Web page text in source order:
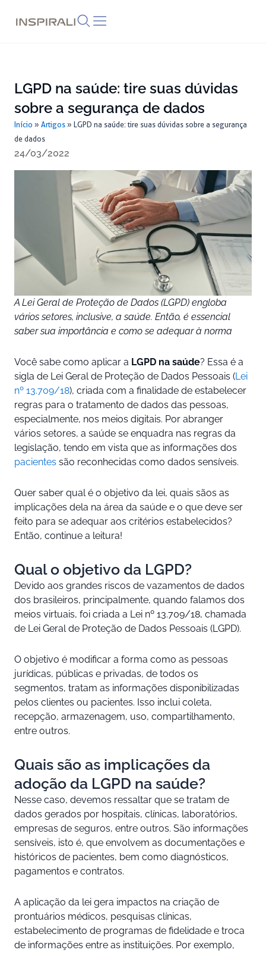
LGPD na saúde: tire suas dúvidas
sobre a segurança de dados
Início » Artigos » LGPD na saúde: tire suas dúvidas sobre a segurança
de dados
24/03/2022
A Lei Geral de Proteção de Dados (LGPD) engloba
vários setores, inclusive, a saúde. Então, é essencial
saber sua importância e como se adequar à norma
Você sabe como aplicar a LGPD na saúde? Essa é a
sigla de Lei Geral de Proteção de Dados Pessoais (Lei
nº 13.709/18), criada com a finalidade de estabelecer
regras para o tratamento de dados das pessoas,
especialmente, nos meios digitais. Por abranger
vários setores, a saúde se enquadra nas regras da
legislação, tendo em vista que as informações dos
pacientes são reconhecidas como dados sensíveis.
Quer saber qual é o objetivo da lei, quais sãos as
implicações dela na área da saúde e o que deve ser
feito para se adequar aos critérios estabelecidos?
Então, continue a leitura!
Qual o objetivo da LGPD?
Devido aos grandes riscos de vazamentos de dados
dos brasileiros, principalmente, quando falamos dos
meios virtuais, foi criada a Lei nº 13.709/18, chamada
de Lei Geral de Proteção de Dados Pessoais (LGPD).
O objetivo é modificar a forma como as pessoas
jurídicas, públicas e privadas, de todos os
segmentos, tratam as informações disponibilizadas
pelos clientes ou pacientes. Isso inclui coleta,
recepção, armazenagem, uso, compartilhamento,
entre outros.
Quais são as implicações da
adoção da LGPD na saúde?
Nesse caso, devemos ressaltar que se tratam de
dados gerados por hospitais, clínicas, laboratórios,
empresas de seguros, entre outros. São informações
sensíveis, isto é, que envolvem as documentações e
históricos de pacientes, bem como diagnósticos,
pagamentos e contratos.
A aplicação da lei gera impactos na criação de
prontuários médicos, pesquisas clínicas,
estabelecimento de programas de fidelidade e troca
de informações entre as instituições. Por exemplo,